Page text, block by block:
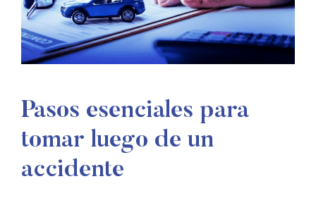
Pasos esenciales para
tomar luego de un
accidente